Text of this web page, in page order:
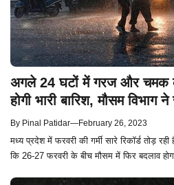
अगले 24 घटों में गरज और चमक
होगी भारी बारिश, मौसम विभाग
By Pinal Patidar—February 26, 2023
मध्य प्रदेश में फरवरी की गर्मी सारे रिकॉर्ड तोड़
कि 26-27 फरवरी के बीच मौसम में फिर बदलाव